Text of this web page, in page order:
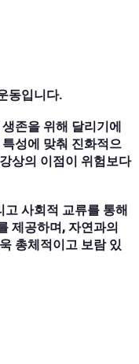
동입니다.
존을 위해 달리기에
성에 맞춰 진화적으
상의 이점이 위험보다
사회적 교류를 통해
제공하며, 자연과의
총체적이고 보람 있